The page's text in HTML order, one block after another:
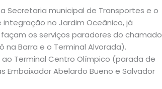
Secretaria municipal de Transportes e o
integração no Jardim Oceânico, já
os serviços paradores do chamado
Barra e o Terminal Alvorada).
Terminal Centro Olímpico (parada de
Embaixador Abelardo Bueno e Salvador